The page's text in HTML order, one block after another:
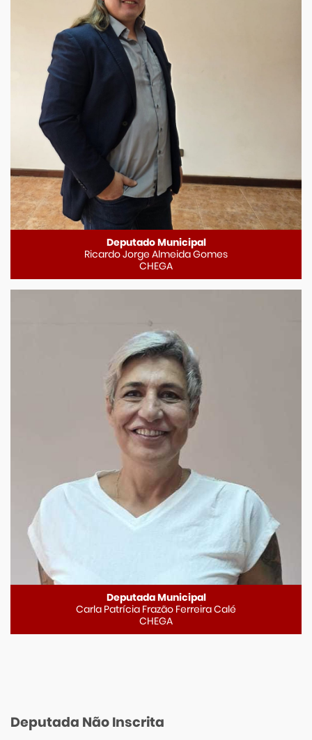
Deputado Municipal
Ricardo Jorge Almeida Gomes
CHEGA
Deputada Municipal
Carla Patrícia Frazão Ferreira Calé
CHEGA
Deputada Não Inscrita